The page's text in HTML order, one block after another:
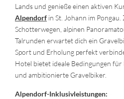
Lands und genieße einen aktiven
Alpendorf in St. Johann im
Schotterwegen, alpinen
Talrunden erwartet dich ein
Sport und Erholung perfekt
Hotel bietet ideale Bedingungen für
und ambitionierte Gravelbiker.
Alpendorf-Inklusivleistungen: